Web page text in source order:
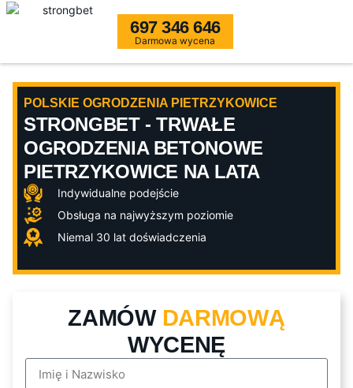
697 346 646
Darmowa wycena
POLSKIE OGRODZENIA PIETRZYKOWICE
STRONGBET - TRWAŁE
OGRODZENIA BETONOWE
PIETRZYKOWICE NA LATA
Indywidualne podejście
Obsługa na najwyższym poziomie
Niemal 30 lat doświadczenia
ZAMÓW DARMOWĄ
WYCENĘ